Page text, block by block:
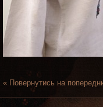
« Повернутись на